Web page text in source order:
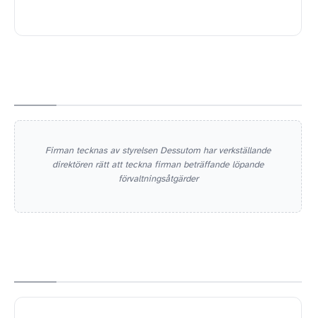
Firman tecknas av styrelsen Dessutom har verkställande
direktören rätt att teckna firman beträffande löpande
förvaltningsåtgärder